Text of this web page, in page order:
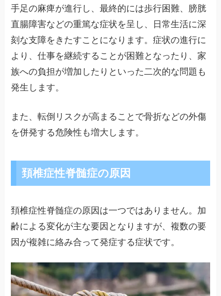
手足の麻痺が進行し、最終的には歩行困難、膀胱
直腸障害などの重篤な症状を呈し、日常生活に深
刻な支障をきたすことになります。症状の進行に
より、仕事を継続することが困難となったり、家
族への負担が増加したりといった二次的な問題も
発生します。
また、転倒リスクが高まることで骨折などの外傷
を併発する危険性も増大します。
頚椎症性脊髄症の原因
頚椎症性脊髄症の原因は一つではありません。加
齢による変化が主な要因となりますが、複数の要
因が複雑に絡み合って発症する症状です。